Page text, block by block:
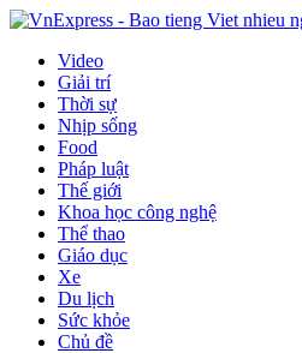
Video
Giải trí
Thời sự
Nhịp sống
Food
Pháp luật
Thế giới
Khoa học công nghệ
Thể thao
Giáo dục
Xe
Du lịch
Sức khỏe
Chủ đề